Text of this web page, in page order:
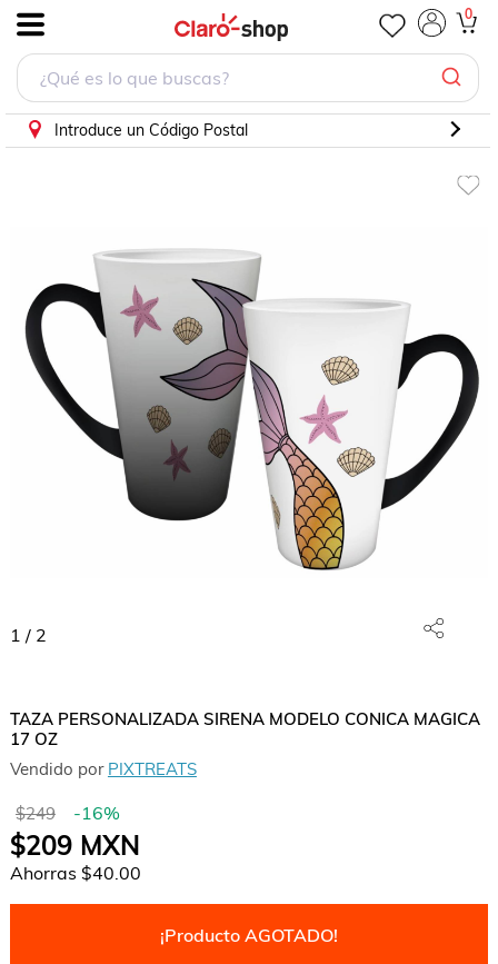
0
Introduce un Código Postal
1 / 2
TAZA PERSONALIZADA SIRENA MODELO CONICA MAGICA
17 OZ
Vendido por PIXTREATS
$249 -16%
$209MXN
Ahorras $40.00
¡Producto AGOTADO!